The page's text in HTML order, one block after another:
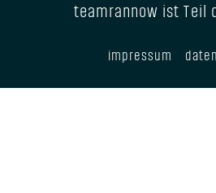
teamrannow ist Teil
impressum